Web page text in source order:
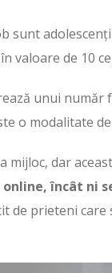
sunt
valoare de 10
unui
o modalitate
mijloc, dar
încât ni
de prieteni care